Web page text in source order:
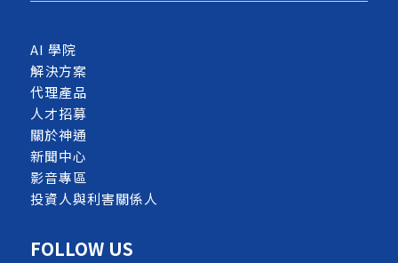
AI 學院
解決方案
代理產品
人才招募
關於神通
新聞中心
影音專區
投資人與利害關係人
FOLLOW US